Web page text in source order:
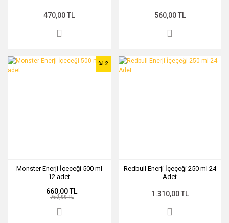
470,00 TL 560,00 TL
Monster Enerji İçeceği 500 ml
12 adet
%12
660,00 TL
750,00 TL
Redbull Enerji İçeçeği 250 ml 24
Adet
1.310,00 TL